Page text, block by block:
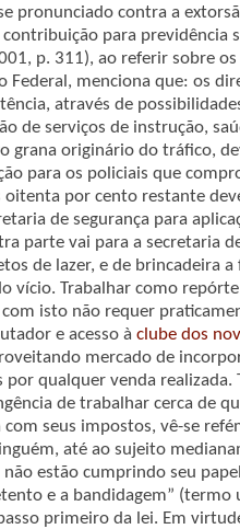
pronunciado contra a
para previdência
p. 311), ao referir sobre
Federal, menciona que: os
através de
de serviços de instrução,
grana originário do tráfico,
para os policiais que
oitenta por cento restante
de segurança para
parte vai para a secretaria
de lazer, e de brincadeira
vício. Trabalhar como
com isto não requer
e acesso à clube dos
mercado de
por qualquer venda
de trabalhar cerca de
com seus impostos, vê-se
até ao sujeito
não estão cumprindo seu
e a bandidagem”
primeiro da lei. Em